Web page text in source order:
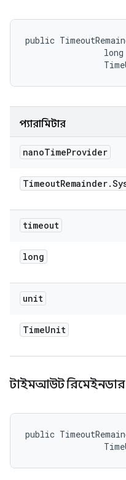
public
প্যারামিটার
nanoTimeProvider
TimeoutRemainder.
timeout
long
unit
TimeUnit
টাইমআউট রিমেইনডার
public